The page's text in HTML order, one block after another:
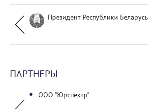
Президент Республики Беларусь
ПАРТНЕРЫ
ООО "Юрспектр"